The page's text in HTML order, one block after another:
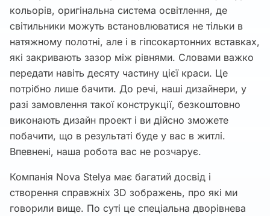
кольорів, оригінальна система освітлення, де
світильники можуть встановлюватися не тільки в
натяжному полотні, але і в гіпсокартонних вставках,
які закривають зазор між рівнями. Словами важко
передати навіть десяту частину цієї краси. Це
потрібно лише бачити. До речі, наші дизайнери, у
разі замовлення такої конструкції, безкоштовно
виконають дизайн проект і ви дійсно зможете
побачити, що в результаті буде у вас в житлі.
Впевнені, наша робота вас не розчарує.
Компанія Nova Stelya має багатий досвід і
створення справжніх 3D зображень, про які ми
говорили вище. По суті це спеціальна дворівнева